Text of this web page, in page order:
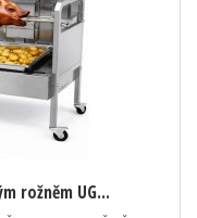
rožněm UG...